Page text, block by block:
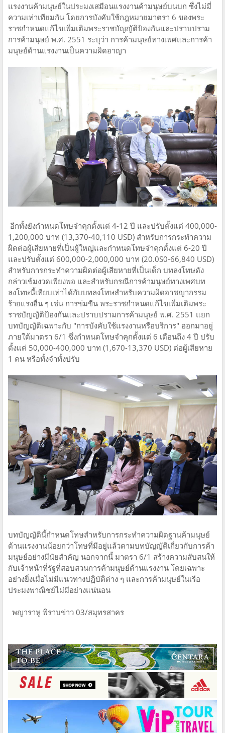
แรงงานค้ามนุษย์ในประมงเสมือนแรงงานค้ามนุษย์บนบก ซึ่งไม่มี่
ความเท่าเทียมกัน โดยการบังคับใช้กฎหมายมาตรา 6 ของพระ
ราชกำหนดแก้ไขเพิ่มเติมพระราชบัญญัติป้องกันและปราบปราม
การค้ามนุษย์ พ.ศ. 2551 ระบุว่า การค้ามนุษย์ทางเพศและการค้า
มนุษย์ด้านแรงงานเป็นความผิดอาญา
อีกทั้งยังกำหนดโทษจำคุกตั้งแต่ 4-12 ปี และปรับตั้งแต่ 400,000-
1,200,000 บาท (13,370-40,110 USD) สำหรับการกระทำความ
ผิดต่อผู้เสียหายที่เป็นผู้ใหญ่และกำหนดโทษจำคุกตั้งแต่ 6-20 ปี
และปรับตั้งแต่ 600,000-2,000,000 บาท (20.0S0-66,840 USD)
สำหรับการกระทำความผิดต่อผู้เสียหายที่เป็นเด็ก บทลงโทษดัง
กล่าวเข้มงวดเพียงพอ และสำหรับกรณีการค้ามนุษย์ทางเพศบท
ลงโทษนี้เทียบเท่าได้กับบทลงโทษสำหรับความผิดอาชญากรรม
ร้ายแรงอื่น ๆ เช่น การข่มขืน พระราชกำหนดแก้ไขเพิ่มเติมพระ
ราชบัญญัติป้องกันและปราบปรามการค้ามนุษย์ พ.ศ. 2551 แยก
บทบัญญัติเฉพาะกับ "การบังคับใช้แรงงานหรือบริการ" ออกมาอยู่
ภายใต้มาตรา 6/1 ซึ่งกำหนดโทษจำคุกตั้งแต่ 6 เดือนถึง 4 ปี ปรับ
ตั้งเเต่ 50,000-400,000 บาท (1,670-13,370 USD) ต่อผู้เสียหาย
1 คน หรือทั้งจำทั้งปรับ
บทบัญญัตินี้กำหนดโทษสำหรับการกระทำความผิดฐานค้ามนุษย์
ด้านแรงงานน้อยกว่าโทษที่มีอยู่แล้วตามบทบัญญัติเกี่ยวกับการค้า
มนุษย์อย่างมีนัยสำคัญ นอกจากนี้ มาตรา 6/1 สร้างความสับสนให้
กับเจ้าหน้าที่รัฐที่สอบสวนการค้ามนุษย์ด้านแรงงาน โดยเฉพาะ
อย่างยิ่งเมื่อไม่มีแนวทางปฏิบัติต่าง ๆ และการค้ามนุษย์ในเรือ
ประมงพาณิชย์ไม่มีอย่างแน่นอน
พญาราหู พิราบข่าว 03/สมุทรสาคร